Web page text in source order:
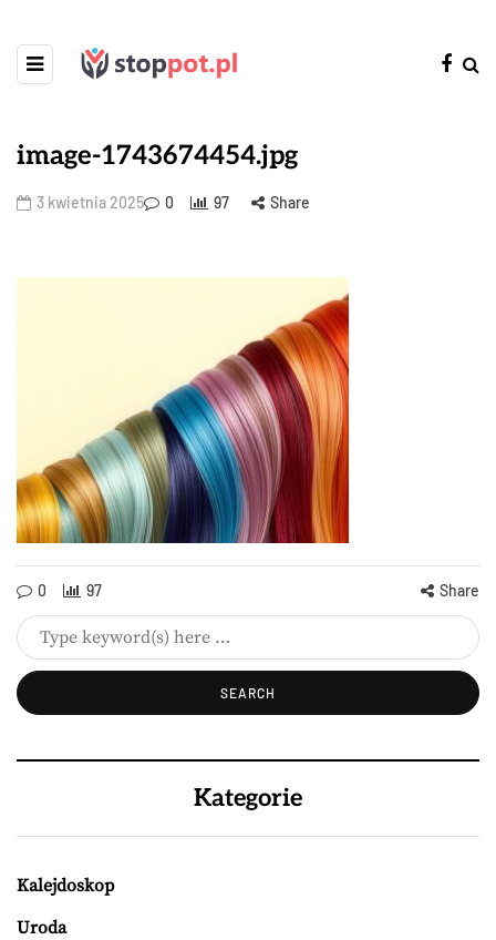
image-1743674454.jpg
3 kwietnia 2025 0 97 Share
0 97 Share
Kategorie
Kalejdoskop
Uroda